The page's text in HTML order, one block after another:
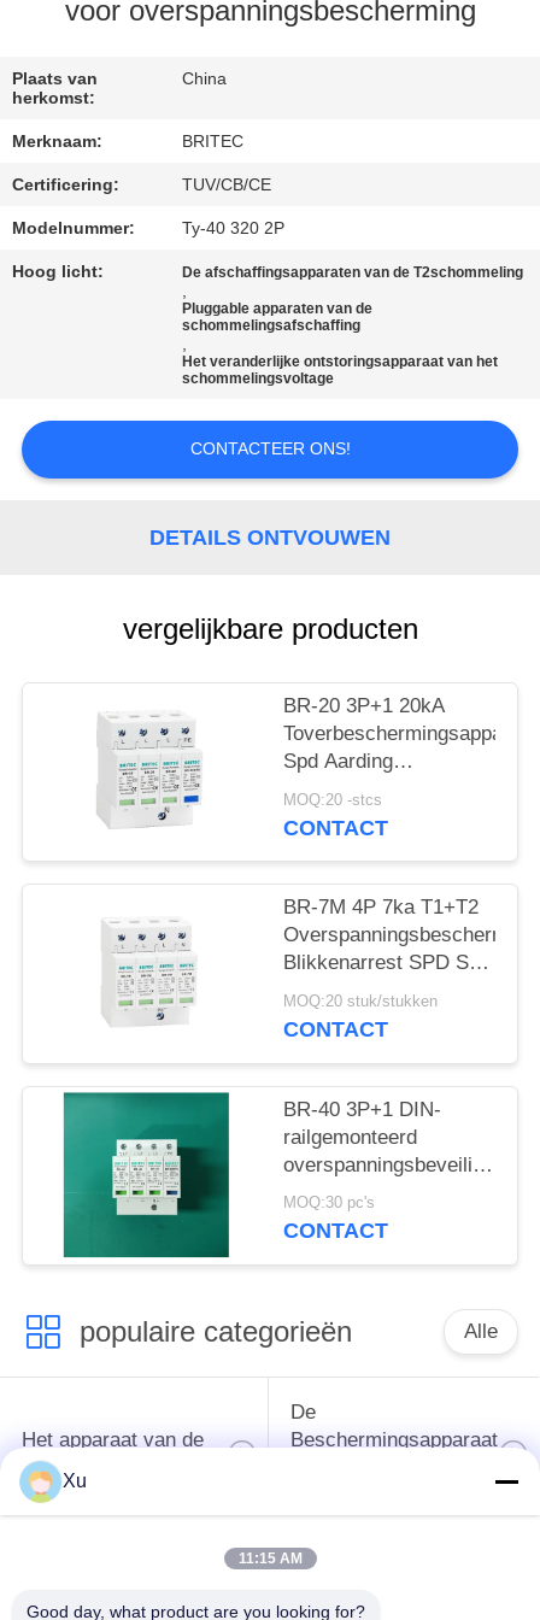
ALLE
GEVALLEN
SITEMAP
voor overspanningsbescherming
Plaats van
herkomst:
China
Merknaam: BRITEC
Certificering: TUV/CB/CE
Modelnummer: Ty-40 320 2P
Hoog licht: De afschaffingsapparaten van de T2schommeling
,
Pluggable apparaten van de
schommelingsafschaffing
,
Het veranderlijke ontstoringsapparaat van het
schommelingsvoltage
CONTACTEER ONS!
DETAILS ONTVOUWEN
vergelijkbare producten
BR-20 3P+1 20kA
Toverbeschermingsapparaat
Spd Aarding
Toverbescherming
Bliksem Arrester
stroomtoverbeschermer
SPD Fabrikant
Toverbeschermingsapparaat
MOQ:20 -stcs
CONTACT
BR-7M 4P 7ka T1+T2
Blikkenarrest SPD Spd
Elektronische
MOQ:20 stuk/stukken
CONTACT
BR-40 3P+1 DIN-
railgemonteerd
met een nominale
spanning van 275 V en
MOQ:30 pc's
CONTACT
populaire categorieën Alle
Het apparaat van de
schommelingsbescherming
De
Beschermingsapparaat
van de 2
Type van
Xu
11:15 AM
Good day, what product are you looking for?